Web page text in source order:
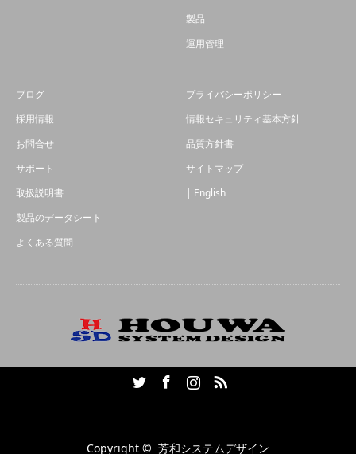
製品
運用管理
ブログ
採用情報
お問合せ
サポート
取扱説明書
製品のデータシート
よくある質問
プライバシーポリシー
情報セキュリティ基本方針
品質方針書
サイトマップ
| English
Copyright © 芳和システムデザイン